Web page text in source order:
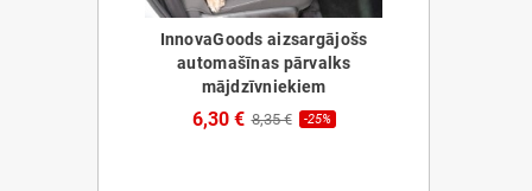
InnovaGoods aizsargājošs
automašīnas pārvalks
mājdzīvniekiem
6,30 € 8,35 € -25%